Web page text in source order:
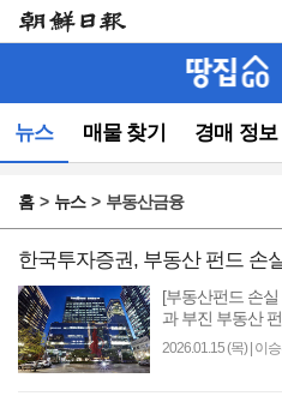
뉴스 매물 찾기 경매 정보
뉴
(컨
영
홈 뉴스 부동산금융
한국투자증권, 부동산 펀드
[부동산펀드 손
과 부진 부동산
점검증권업 최초
2026.01.15 (목)| 이